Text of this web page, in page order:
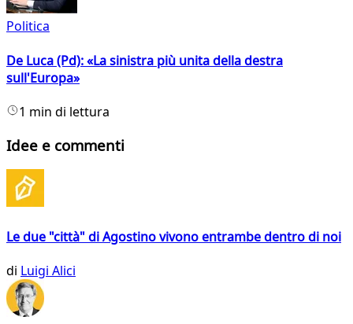
Politica
De Luca (Pd): «La sinistra più unita della destra
sull'Europa»
1 min di lettura
Idee e commenti
Le due "città" di Agostino vivono entrambe dentro di noi
di Luigi Alici